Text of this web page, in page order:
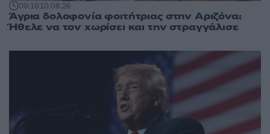
09:1610.08.26
Άγρια δολοφονία φοιτήτριας στην Αριζόνα:
Ήθελε να τον χωρίσει και την στραγγάλισε